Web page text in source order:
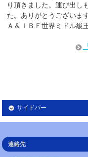
り頂きました。運び出し
た。ありがとうございま
Ａ＆ＩＢＦ世界ミドル
サイドバー
連絡先